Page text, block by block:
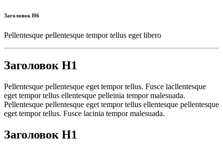
Заголовок H6
Pellentesque pellentesque tempor tellus eget libero
Заголовок H1
Pellentesque pellentesque eget tempor tellus. Fusce lacllentesque
eget tempor tellus ellentesque pelleinia tempor malesuada.
Pellentesque pellentesque eget tempor tellus ellentesque pellentesque
eget tempor tellus. Fusce lacinia tempor malesuada.
Заголовок H1